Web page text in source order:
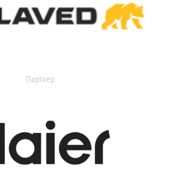
Партнер